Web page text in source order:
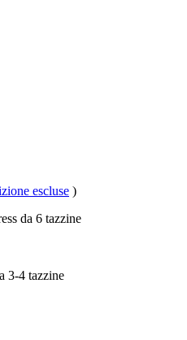
escluse )
da 6 tazzine
3-4 tazzine